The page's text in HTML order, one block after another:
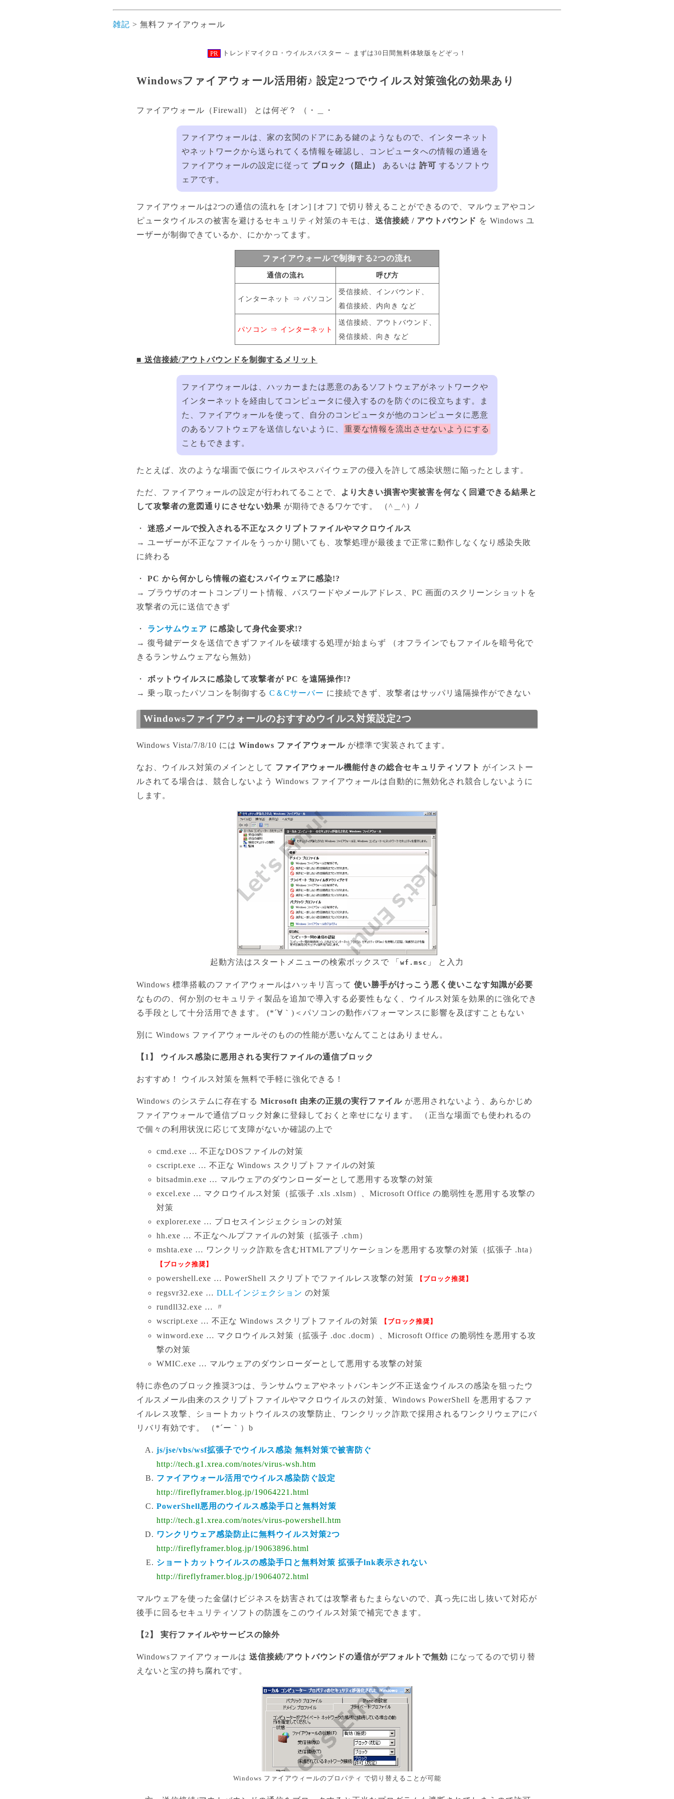
雑記 > 無料ファイアウォール
PR トレンドマイクロ・ウイルスバスター ～ まずは30日間無料体験版をどぞっ！
Windowsファイアウォール活用術♪ 設定2つでウイルス対策強化の効果あり
ファイアウォール（Firewall） とは何ぞ？ （・＿・
ファイアウォールは、家の玄関のドアにある鍵のようなもので、インターネット
やネットワークから送られてくる情報を確認し、コンピュータへの情報の通過を
ファイアウォールの設定に従って ブロック（阻止） あるいは 許可 するソフトウ
ェアです。
ファイアウォールは2つの通信の流れを [オン] [オフ] で切り替えることができるので、マルウェアやコン
ピュータウイルスの被害を避けるセキュリティ対策のキモは、 送信接続 / アウトバウンド を Windows ユ
ーザーが制御できているか、にかかってます。
ファイアウォールで制御する2つの流れ
通信の流れ 呼び方
インターネット ⇒ パソコン
受信接続、インバウンド、
着信接続、内向き など
パソコン ⇒ インターネット
送信接続、アウトバウンド、
発信接続、向き など
■ 送信接続/アウトバウンドを制御するメリット
ファイアウォールは、ハッカーまたは悪意のあるソフトウェアがネットワークや
インターネットを経由してコンピュータに侵入するのを防ぐのに役立ちます。ま
た、ファイアウォールを使って、自分のコンピュータが他のコンピュータに悪意
のあるソフトウェアを送信しないように、
重要な情報を流出させないようにする
こともできます。
たとえば、次のような場面で仮にウイルスやスパイウェアの侵入を許して感染状態に陥ったとします。
ただ、ファイアウォールの設定が行われてることで、
より大きい損害や実被害を何なく回避できる結果と
して攻撃者の意図通りにさせない効果 が期待できるワケです。 （^＿^）ﾉ
・ 迷惑メールで投入される不正なスクリプトファイルやマクロウイルス
→ ユーザーが不正なファイルをうっかり開いても、攻撃処理が最後まで正常に動作しなくなり感染失敗
に終わる
・ PC から何かしら情報の盗むスパイウェアに感染!?
→ ブラウザのオートコンプリート情報、パスワードやメールアドレス、PC 画面のスクリーンショットを
攻撃者の元に送信できず
・ ランサムウェア に感染して身代金要求!?
→ 復号鍵データを送信できずファイルを破壊する処理が始まらず （オフラインでもファイルを暗号化で
きるランサムウェアなら無効）
・ ボットウイルスに感染して攻撃者が PC を遠隔操作!?
→ 乗っ取ったパソコンを制御する C＆Cサーバー に接続できず、攻撃者はサッパリ遠隔操作ができない
Windowsファイアウォールのおすすめウイルス対策設定2つ
Windows Vista/7/8/10 には Windows ファイアウォール が標準で実装されてます。
なお、ウイルス対策のメインとして ファイアウォール機能付きの総合セキュリティソフト がインストー
ルされてる場合は、競合しないよう Windows ファイアウォールは自動的に無効化され競合しないように
します。
起動方法はスタートメニューの検索ボックスで 「 wf.msc 」 と入力
Windows 標準搭載のファイアウォールはハッキリ言って 使い勝手がけっこう悪く使いこなす知識が必要
なものの、何か別のセキュリティ製品を追加で導入する必要性もなく、ウイルス対策を効果的に強化でき
る手段として十分活用できます。 (*´∀｀)＜パソコンの動作パフォーマンスに影響を及ぼすこともない
別に Windows ファイアウォールそのものの性能が悪いなんてことはありません。
【1】 ウイルス感染に悪用される実行ファイルの通信ブロック
おすすめ！ ウイルス対策を無料で手軽に強化できる！
Windows のシステムに存在する Microsoft 由来の正規の実行ファイル が悪用されないよう、あらかじめ
ファイアウォールで通信ブロック対象に登録しておくと幸せになります。 （正当な場面でも使われるの
で個々の利用状況に応じて支障がないか確認の上で
cmd.exe … 不正なDOSファイルの対策
cscript.exe … 不正な Windows スクリプトファイルの対策
bitsadmin.exe … マルウェアのダウンローダーとして悪用する攻撃の対策
excel.exe … マクロウイルス対策（拡張子 .xls .xlsm）、Microsoft Office の脆弱性を悪用する攻撃の
対策
explorer.exe … プロセスインジェクションの対策
hh.exe … 不正なヘルプファイルの対策（拡張子 .chm）
mshta.exe … ワンクリック詐欺を含むHTMLアプリケーションを悪用する攻撃の対策（拡張子 .hta）
【ブロック推奨】
powershell.exe … PowerShell スクリプトでファイルレス攻撃の対策 【ブロック推奨】
regsvr32.exe … DLLインジェクション の対策
rundll32.exe … 〃
wscript.exe … 不正な Windows スクリプトファイルの対策
【ブロック推奨】
winword.exe … マクロウイルス対策（拡張子 .doc .docm）、Microsoft Office の脆弱性を悪用する攻
撃の対策
WMIC.exe … マルウェアのダウンローダーとして悪用する攻撃の対策
特に赤色のブロック推奨3つは、ランサムウェアやネットバンキング不正送金ウイルスの感染を狙ったウ
イルスメール由来のスクリプトファイルやマクロウイルスの対策、Windows PowerShell を悪用するファ
イルレス攻撃、ショートカットウイルスの攻撃防止、ワンクリック詐欺で採用されるワンクリウェアにバ
リバリ有効です。 （*´ー｀）b
js/jse/vbs/wsf拡張子でウイルス感染 無料対策で被害防ぐ
http://tech.g1.xrea.com/notes/virus-wsh.htm
ファイアウォール活用でウイルス感染防ぐ設定
http://fireflyframer.blog.jp/19064221.html
PowerShell悪用のウイルス感染手口と無料対策
http://tech.g1.xrea.com/notes/virus-powershell.htm
ワンクリウェア感染防止に無料ウイルス対策2つ
http://fireflyframer.blog.jp/19063896.html
ショートカットウイルスの感染手口と無料対策 拡張子lnk表示されない
http://fireflyframer.blog.jp/19064072.html
マルウェアを使った金儲けビジネスを妨害されては攻撃者もたまらないので、真っ先に出し抜いて対応が
後手に回るセキュリティソフトの防護をこのウイルス対策で補完できます。
【2】 実行ファイルやサービスの除外
Windowsファイアウォールは 送信接続/アウトバウンドの通信がデフォルトで無効 になってるので切り替
えないと宝の持ち腐れです。
Windows ファイアウィールのプロパティ で切り替えることが可能